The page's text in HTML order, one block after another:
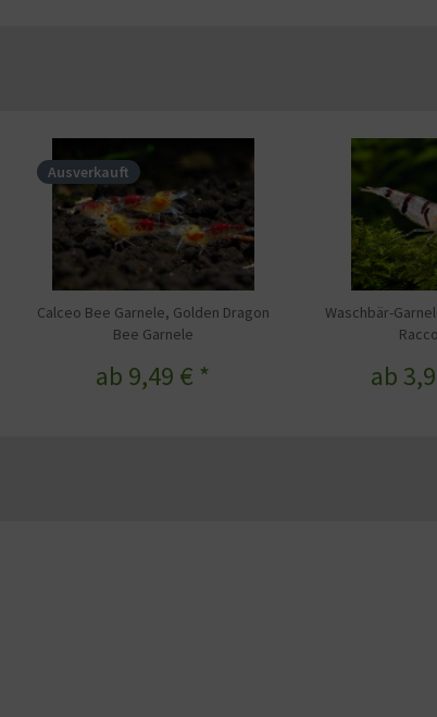
Ausverkauft
Calceo Bee Garnele, Golden Dragon
Bee Garnele
ab 9,49 € *
Waschbär-
ab